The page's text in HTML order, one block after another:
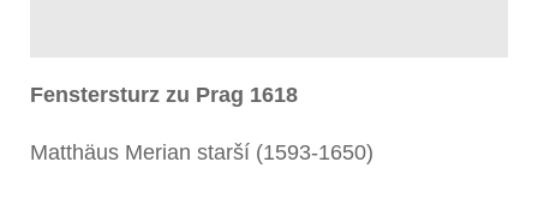
Fenstersturz zu Prag 1618
Matthäus Merian starší (1593-1650)